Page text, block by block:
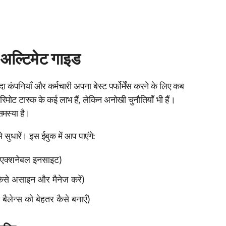
अल्टिमेट गाइड
कंपनियाँ और कर्मचारी अपना बेस्ट पर्फोर्मेंस करने के लिए कब
टास्क के कई लाभ हैं, लेकिन अनोखी चुनौतियाँ भी हैं।
है।
सुधारें। इस ईबुक में आप पाएंगे:
इनसाइट)
कैसे असाइन और मैनेज करें)
को बेहतर कैसे बनाएँ)